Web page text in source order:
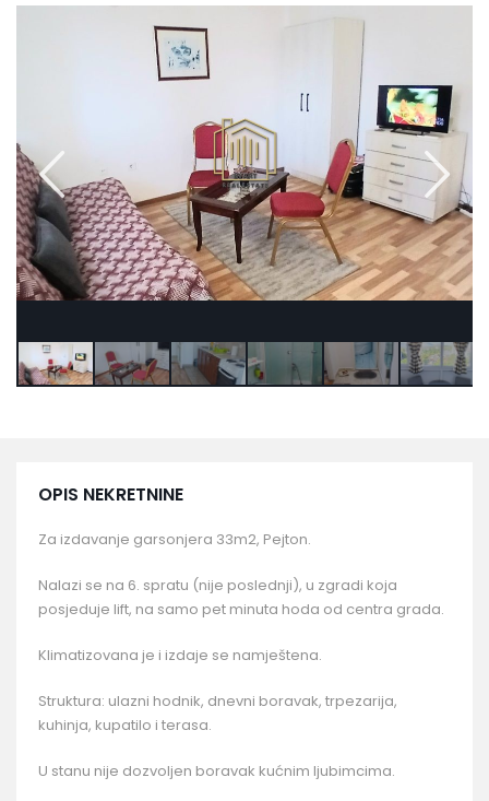
OPIS NEKRETNINE
Za izdavanje garsonjera 33m2, Pejton.
Nalazi se na 6. spratu (nije poslednji), u zgradi koja
posjeduje lift, na samo pet minuta hoda od centra grada.
Klimatizovana je i izdaje se namještena.
Struktura: ulazni hodnik, dnevni boravak, trpezarija,
kuhinja, kupatilo i terasa.
U stanu nije dozvoljen boravak kućnim ljubimcima.